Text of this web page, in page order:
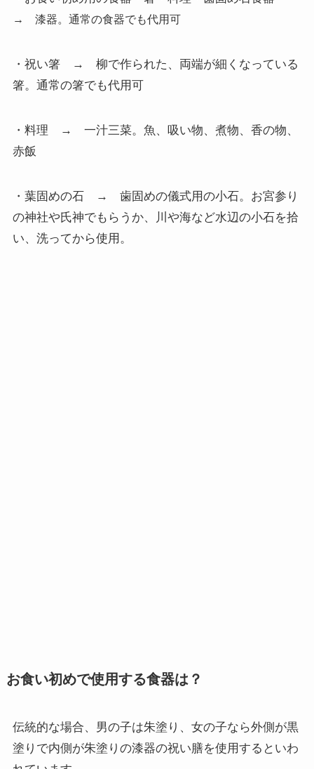
→ 漆器。通常の食器でも代用可
・祝い箸 → 柳で作られた、両端が細くなっている
箸。通常の箸でも代用可
・料理 → 一汁三菜。魚、吸い物、煮物、香の物、
赤飯
・葉固めの石 → 歯固めの儀式用の小石。お宮参り
の神社や氏神でもらうか、川や海など水辺の小石を拾
い、洗ってから使用。
お食い初めで使用する食器は？
伝統的な場合、男の子は朱塗り、女の子なら外側が黒
塗りで内側が朱塗りの漆器の祝い膳を使用するといわ